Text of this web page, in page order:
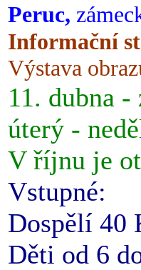
Peruc,
Informační
Výstava
11. dubna -
úterý -
V říjnu je
Vstupné:
Dospělí 40
Děti od 6